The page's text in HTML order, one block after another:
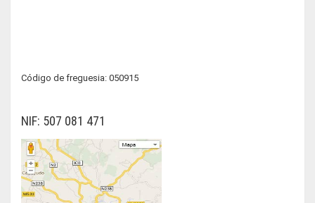
Código de freguesia: 050915
NIF: 507 081 471